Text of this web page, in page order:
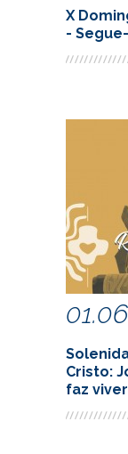
X
-
01.06
Cristo:
faz viver